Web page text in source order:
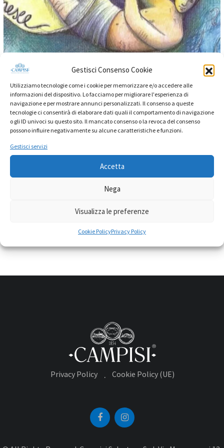
Gestisci Consenso Cookie
Utilizziamo tecnologie come i cookie per memorizzare e/o accedere alle
informazioni del dispositivo. Lo facciamo per migliorare l'esperienza di
navigazione e per mostrare annunci personalizzati. Il consenso a queste
tecnologie ci consentirà di elaborare dati quali il comportamento di navigazione
o gli ID univoci su questo sito. Il mancato consenso o la revoca del consenso
possono influire negativamente su alcune caratteristiche e funzioni.
Gestisci servizi
Accetta
Nega
Visualizza le preferenze
Cookie PolicyPrivacy Policy
Storie di Sicilia: la leggenda di Colapesce
Privacy Policy Cookie Policy (UE)